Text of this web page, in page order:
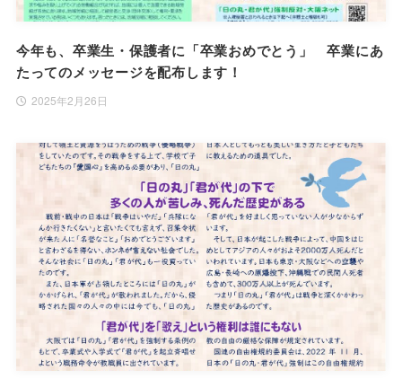
今年も、卒業生・保護者に「卒業おめでとう」 卒業にあ
たってのメッセージを配布します！
2025年2月26日